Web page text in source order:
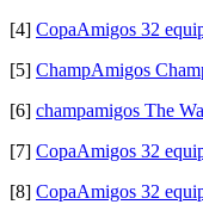
[4] CopaAmigos 32
[5] ChampAmigos
[6] champamigos The
[7] CopaAmigos 32
[8] CopaAmigos 32